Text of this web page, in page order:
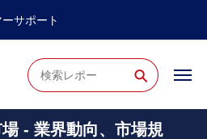
サポート
⚲
- 業界動向、市場規